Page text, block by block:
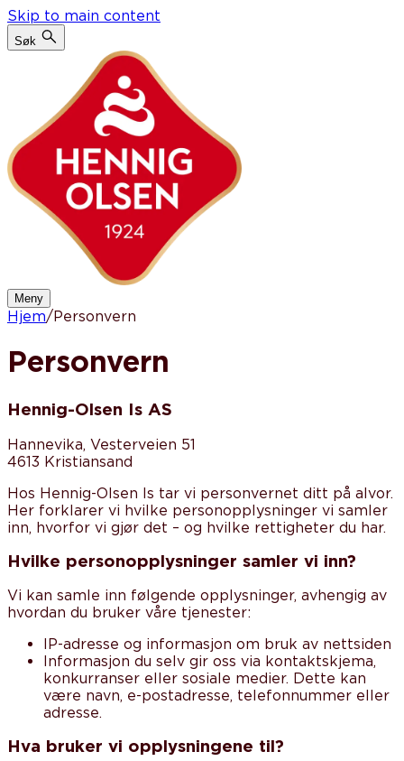
Skip to main content
Søk
Meny
Hjem/Personvern
Personvern
Hennig-Olsen Is AS
Hannevika, Vesterveien 51
4613 Kristiansand
Hos Hennig-Olsen Is tar vi personvernet ditt på alvor.
Her forklarer vi hvilke personopplysninger vi samler
inn, hvorfor vi gjør det – og hvilke rettigheter du har.
Hvilke personopplysninger samler vi inn?
Vi kan samle inn følgende opplysninger, avhengig av
hvordan du bruker våre tjenester:
IP-adresse og informasjon om bruk av nettsiden
Informasjon du selv gir oss via kontaktskjema,
konkurranser eller sosiale medier. Dette kan
være navn, e-postadresse, telefonnummer eller
adresse.
Hva bruker vi opplysningene til?